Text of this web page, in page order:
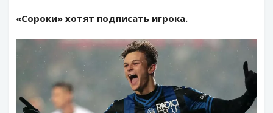
«Сороки» хотят подписать игрока.